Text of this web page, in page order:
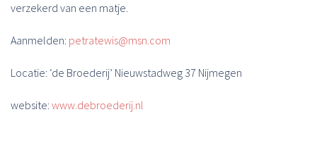
verzekerd van een matje.
Aanmelden: petratewis@msn.com
Locatie: ‘de Broederij’ Nieuwstadweg 37 Nijmegen
website: www.debroederij.nl